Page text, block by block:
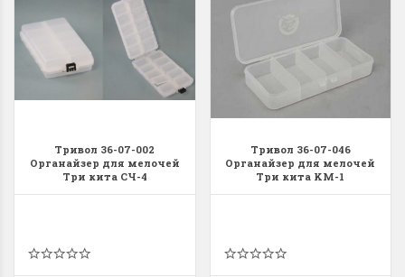
Тривол 36-07-002
Органайзер для мелочей
Три кита СЧ-4
Тривол 36-07-046
Органайзер для мелочей
Три кита KM-1